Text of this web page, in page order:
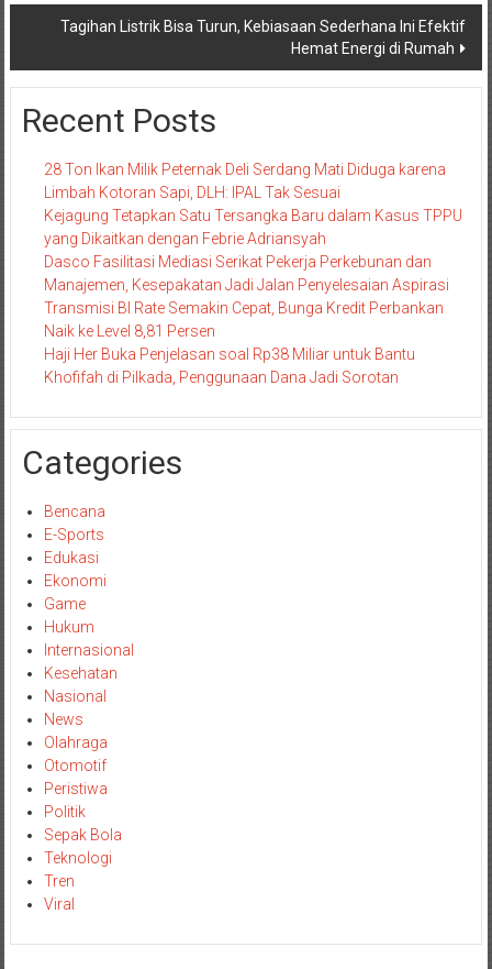
Tagihan Listrik Bisa Turun, Kebiasaan Sederhana Ini Efektif
Hemat Energi di Rumah
Recent Posts
28 Ton Ikan Milik Peternak Deli Serdang Mati Diduga karena
Limbah Kotoran Sapi, DLH: IPAL Tak Sesuai
Kejagung Tetapkan Satu Tersangka Baru dalam Kasus TPPU
yang Dikaitkan dengan Febrie Adriansyah
Dasco Fasilitasi Mediasi Serikat Pekerja Perkebunan dan
Manajemen, Kesepakatan Jadi Jalan Penyelesaian Aspirasi
Transmisi BI Rate Semakin Cepat, Bunga Kredit Perbankan
Naik ke Level 8,81 Persen
Haji Her Buka Penjelasan soal Rp38 Miliar untuk Bantu
Khofifah di Pilkada, Penggunaan Dana Jadi Sorotan
Categories
Bencana
E-Sports
Edukasi
Ekonomi
Game
Hukum
Internasional
Kesehatan
Nasional
News
Olahraga
Otomotif
Peristiwa
Politik
Sepak Bola
Teknologi
Tren
Viral